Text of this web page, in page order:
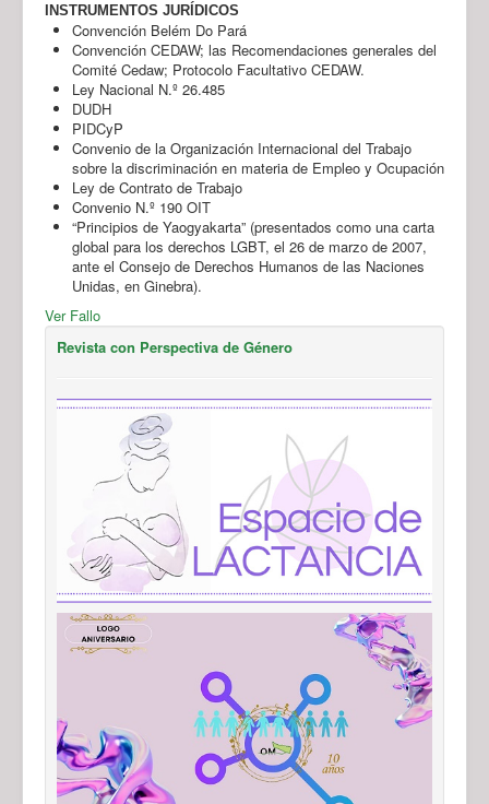
INSTRUMENTOS JURÍDICOS
Convención Belém Do Pará
Convención CEDAW; las Recomendaciones generales del
Comité Cedaw; Protocolo Facultativo CEDAW.
Ley Nacional N.º 26.485
DUDH
PIDCyP
Convenio de la Organización Internacional del Trabajo
sobre la discriminación en materia de Empleo y Ocupación
Ley de Contrato de Trabajo
Convenio N.º 190 OIT
“Principios de Yaogyakarta” (presentados como una carta
global para los derechos LGBT, el 26 de marzo de 2007,
ante el Consejo de Derechos Humanos de las Naciones
Unidas, en Ginebra).
Ver Fallo
Revista con Perspectiva de Género